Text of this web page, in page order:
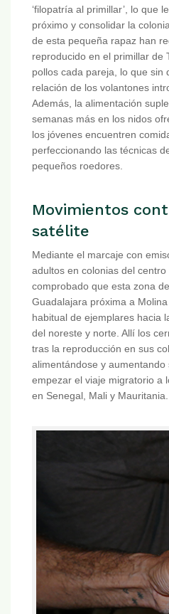
‘filopatría al primillar’, lo que
próximo y consolidar la
de esta pequeña rapaz han
reproducido en el primillar de
pollos cada pareja, lo que sin
relación de los volantones
Además, la alimentación
semanas más en los nidos
los jóvenes encuentren
perfeccionando las técnicas
pequeños roedores.
Movimientos
satélite
Mediante el marcaje con
adultos en colonias del
comprobado que esta zona
Guadalajara próxima a
habitual de ejemplares hacia
del noreste y norte. Allí los
tras la reproducción en sus
alimentándose y
empezar el viaje migratorio a
en Senegal, Mali y Mauritania.